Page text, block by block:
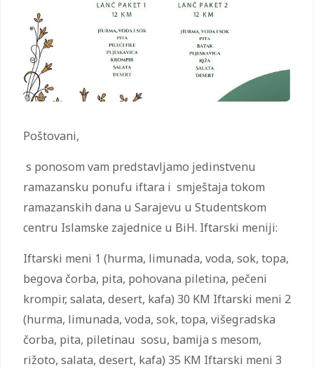
Poštovani,
s ponosom vam predstavljamo jedinstvenu
ramazansku ponufu iftara i smještaja tokom
ramazanskih dana u Sarajevu u Studentskom
centru Islamske zajednice u BiH. Iftarski meniji:
Iftarski meni 1 (hurma, limunada, voda, sok, topa,
begova čorba, pita, pohovana piletina, pečeni
krompir, salata, desert, kafa) 30 KM Iftarski meni 2
(hurma, limunada, voda, sok, topa, višegradska
čorba, pita, piletinau sosu, bamija s mesom,
rižoto, salata, desert, kafa) 35 KM Iftarski meni 3